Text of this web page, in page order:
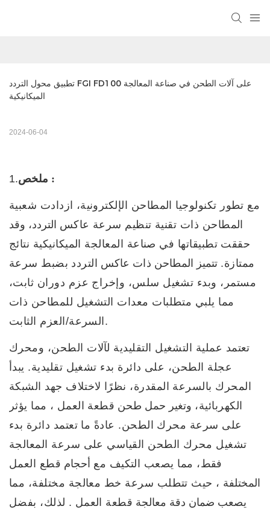
تطبيق محول التردد FGI FD100 على آلات الطحن في صناعة المعالجة
الميكانيكية
2024-06-04
1. :
مع تطور تكنولوجيا المطاحن الإلكترونية،
ازدادت شعبية
المطاحن ذات تقنية تنظيم سرعة عاكس التردد، وقد
حققت تطبيقاتها في صناعة المعالجة الميكانيكية نتائج
ممتازة. تتميز المطاحن ذات عاكس التردد بضبط سرعة
مستمر، وبدء تشغيل سلس، وإخراج عزم دوران ثابت،
مما يلبي متطلبات معدات التشغيل للمطاحن ذات
السرعة/العزم الثابت.
تعتمد عملية التشغيل التقليدية لآلات الطحن، ومحرك
عجلة الطحن، على دائرة بدء تشغيل تقليدية. يبدأ
المحرك بالسرعة المقدرة، نظرًا لاختلاف جهد الشبكة
الكهربائية، وتغير حمل طحن قطعة العمل ، مما يؤثر
على سرعة محرك الطحن. عادةً ما تعتمد دائرة بدء
تشغيل محرك الطحن القياسي على سرعة المعالجة
فقط، مما يصعب التكيف مع أحجام قطع العمل
المختلفة ، حيث تتطلب سرعة خط معالجة مختلفة، مما
يصعب ضمان دقة معالجة قطعة العمل . لذلك، بفضل